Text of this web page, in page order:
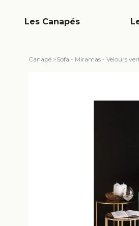
Les Canapés
Canapé >Sofa - Miramas - Velours